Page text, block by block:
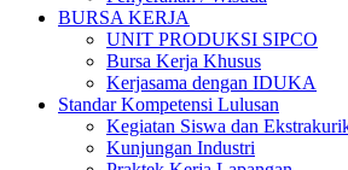
BURSA KERJA
UNIT PRODUKSI SIPCO
Bursa Kerja Khusus
Kerjasama dengan IDUKA
Standar Kompetensi Lulusan
Kegiatan Siswa dan
Kunjungan Industri